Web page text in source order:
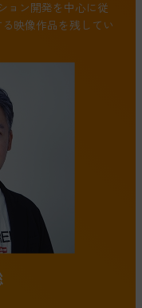
ョン開発を中心に従
映像作品を残してい